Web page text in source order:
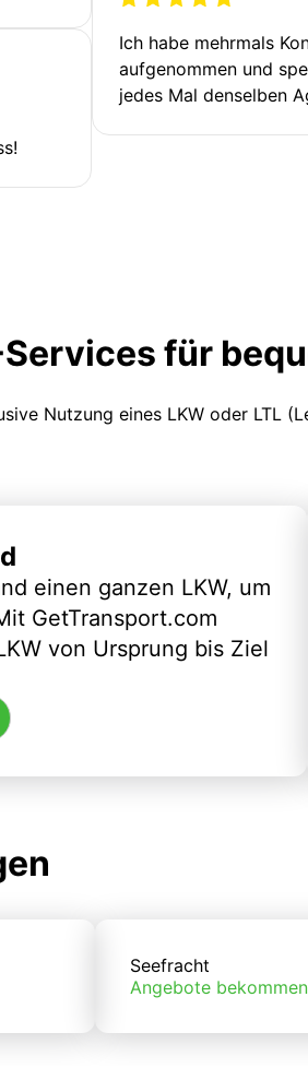
Ich habe mehrmals
aufgenommen und
jedes Mal denselben
für
Nutzung eines LKW oder LTL
einen ganzen LKW, um
GetTransport.com
von Ursprung bis Ziel
Seefracht
Angebote bekommen